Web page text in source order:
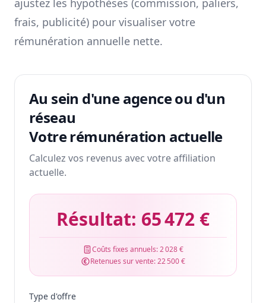
ajustez les hypothèses (commission, paliers,
frais, publicité) pour visualiser votre
rémunération annuelle nette.
Au sein d'une agence ou d'un
réseau
Votre rémunération actuelle
Calculez vos revenus avec votre affiliation
actuelle.
Résultat: 65 472 €
Coûts fixes annuels:2 028 €
Retenues sur vente:22 500 €
Type d'offre